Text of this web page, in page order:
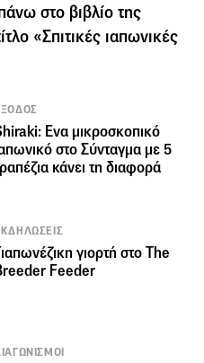
στο βιβλίο της
«Σπιτικές ιαπωνικές
Ενα μικροσκοπικό
στο Σύνταγμα με 5
κάνει τη διαφορά
γιορτή στο The
Feeder